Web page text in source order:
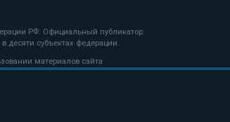
РФ. Официальный публикатор
десяти субъектах федерации.
материалов сайта